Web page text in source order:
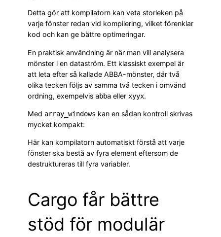
Detta gör att kompilatorn kan veta storleken på
varje fönster redan vid kompilering, vilket förenklar
kod och kan ge bättre optimeringar.
En praktisk användning är när man vill analysera
mönster i en dataström. Ett klassiskt exempel är
att leta efter så kallade ABBA-mönster, där två
olika tecken följs av samma två tecken i omvänd
ordning, exempelvis abba eller xyyx.
Med array_windows kan en sådan kontroll skrivas
mycket kompakt:
Här kan kompilatorn automatiskt förstå att varje
fönster ska bestå av fyra element eftersom de
destruktureras till fyra variabler.
Cargo får bättre
stöd för modulär